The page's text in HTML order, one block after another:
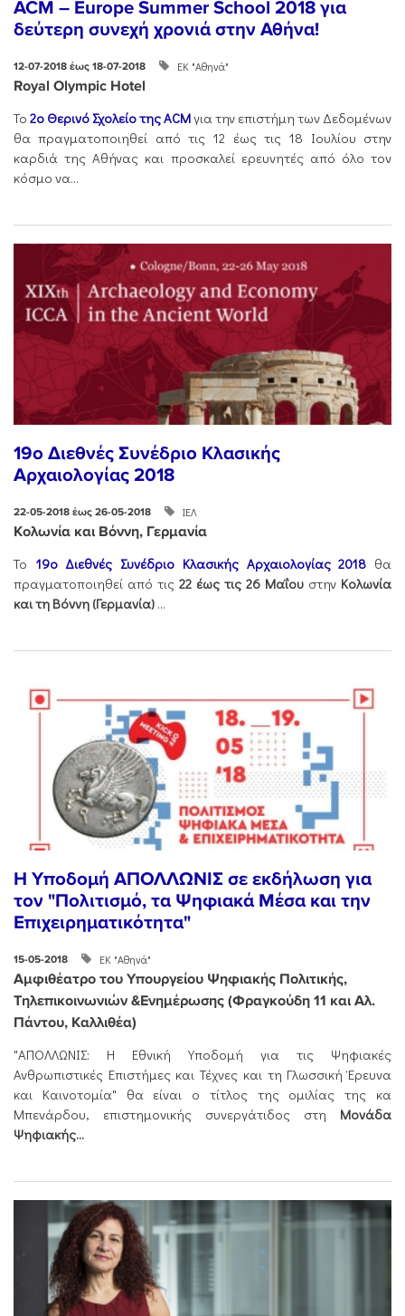
ACM – Europe Summer School 2018 για
δεύτερη συνεχή χρονιά στην Αθήνα!
12-07-2018 έως 18-07-2018 ΕΚ "Αθηνά"
Royal Olympic Hotel
Το 2ο Θερινό Σχολείο της ACMγια την επιστήμη των Δεδομένων
θα πραγματοποιηθεί από τις 12 έως τις 18 Ιουλίου στην
καρδιά της Αθήνας και προσκαλεί ερευνητές από όλο τον
κόσμο να...
19ο Διεθνές Συνέδριο Κλασικής
Αρχαιολογίας 2018
22-05-2018 έως 26-05-2018 ΙΕΛ
Κολωνία και Βόννη, Γερμανία
Το 19ο Διεθνές Συνέδριο Κλασικής Αρχαιολογίας 2018 θα
πραγματοποιηθεί από τις 22 έως τις 26 Μαΐου στην Κολωνία
και τη Βόννη (Γερμανία) ...
Η Υποδομή ΑΠΟΛΛΩΝΙΣ σε εκδήλωση για
τον "Πολιτισμό, τα Ψηφιακά Μέσα και την
Επιχειρηματικότητα"
15-05-2018 ΕΚ "Αθηνά"
Αμφιθέατρο του Υπουργείου Ψηφιακής Πολιτικής,
Τηλεπικοινωνιών &Ενημέρωσης (Φραγκούδη 11 και Αλ.
Πάντου, Καλλιθέα)
"ΑΠΟΛΛΩΝΙΣ: Η Εθνική Υποδομή για τις Ψηφιακές
Ανθρωπιστικές Επιστήμες και Τέχνες και τη Γλωσσική Έρευνα
και Καινοτομία" θα είναι ο τίτλος της ομιλίας της κα
Μπενάρδου, επιστημονικής συνεργάτιδος στη Μονάδα
Ψηφιακής...